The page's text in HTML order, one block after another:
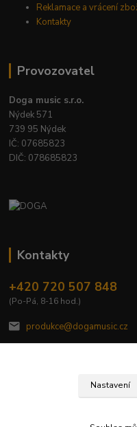
Reklamace a vrácení
Kontakty
Provozovatel
Doga music s.r.o.
Nýdek 571
739 95 Nýdek
IČ: 07685823
DIČ: 078685823
Kontakty
+420 720 507 848
(Po-Pá, 8-16 hod.)
produkce@dogamusic.cz
2022 ©
Nastavení